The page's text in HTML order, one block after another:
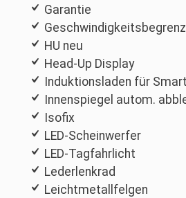
Garantie
HU neu
Head-Up Display
Induktionsladen für
Innenspiegel autom.
Isofix
LED-Scheinwerfer
LED-Tagfahrlicht
Lederlenkrad
Leichtmetallfelgen